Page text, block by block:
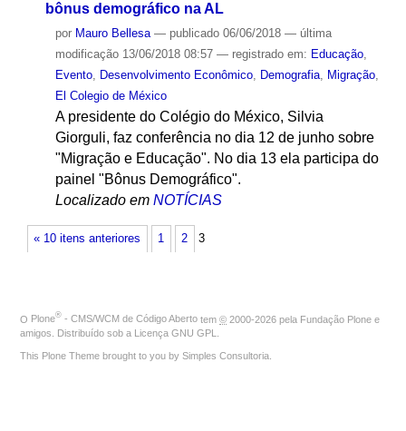
bônus demográfico na AL
por Mauro Bellesa — publicado06/06/2018 — última
modificação13/06/2018 08:57 — registrado em: Educação,
Evento, Desenvolvimento Econômico, Demografia, Migração,
El Colegio de México
A presidente do Colégio do México, Silvia
Giorguli, faz conferência no dia 12 de junho sobre
"Migração e Educação". No dia 13 ela participa do
painel "Bônus Demográfico".
Localizado em NOTÍCIAS
« 10 itens anteriores 1 2 3
O Plone® - CMS/WCM de Código Aberto tem © 2000-2026 pela Fundação Plone e
amigos. Distribuído sob a
Licença GNU GPL
This Plone Theme brought to you by Simples Consultoria